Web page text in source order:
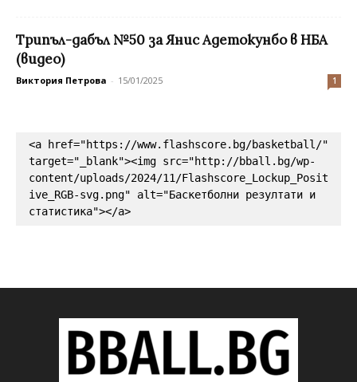
Трипъл-дабъл №50 за Янис Адетокунбо в НБА
(видео)
Виктория Петрова - 15/01/2025 1
<a href="https://www.flashscore.bg/basketball/"
target="_blank"><img src="http://bball.bg/wp-
content/uploads/2024/11/Flashscore_Lockup_Posit
ive_RGB-svg.png" alt="Баскетболни резултати и
статистика"></a>